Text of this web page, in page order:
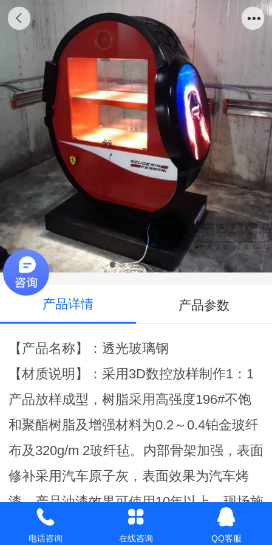
玻璃钢法拉利手表雕塑造型
产品详情 产品参数
【产品名称】：透光玻璃钢
【材质说明】：采用3D数控放样制作1：1
产品放样成型，树脂采用高强度196#不饱
和聚酯树脂及增强材料为0.2～0.4铂金玻纤
布及320g/m 2玻纤毡。内部骨架加强，表面
修补采用汽车原子灰，表面效果为汽车烤
漆。产品油漆效果可使用10年以上。现场施
工安装。
电话咨询 在线咨询 QQ客服